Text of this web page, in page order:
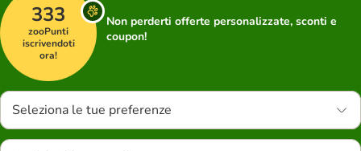
333
zooPunti
iscrivendoti
ora!
Non perderti offerte personalizzate, sconti e
coupon!
Seleziona le tue preferenze